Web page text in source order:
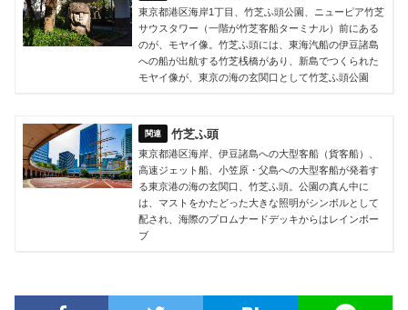
東京都港区海岸1丁目、竹芝ふ頭公園、ニューピア竹芝
サウスタワー（一階が竹芝客船ターミナル）前にある
のが、モヤイ像。竹芝ふ頭には、東海汽船の伊豆諸島
への船が出航する竹芝桟橋があり、新島でつくられた
モヤイ像が、東京の海の玄関口として竹芝ふ頭公園
竹芝ふ頭
東京都港区海岸、伊豆諸島への大型客船（貨客船）、
高速ジェット船、小笠原・父島への大型客船が発着す
る東京港の海の玄関口、竹芝ふ頭。公園の真ん中に
は、マストをかたどった大きな照明がシンボルとして
配され、海際のプロムナードデッキからはレインボー
ブ